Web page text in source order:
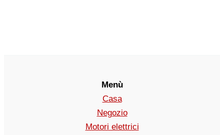
Menù
Casa
Negozio
Motori elettrici